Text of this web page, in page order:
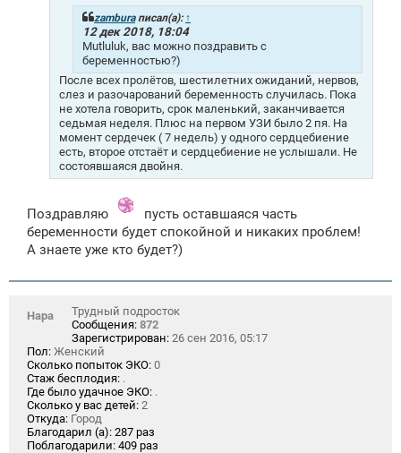
zamburaписал(а): ↑
12 дек 2018, 18:04
Mutluluk, вас можно поздравить с
беременностью?)
После всех пролётов, шестилетних ожиданий, нервов,
слез и разочарований беременность случилась. Пока
не хотела говорить, срок маленький, заканчивается
седьмая неделя. Плюс на первом УЗИ было 2 пя. На
момент сердечек ( 7 недель) у одного сердцебиение
есть, второе отстаёт и сердцебиение не услышали. Не
состоявшаяся двойня.
Поздравляю
пусть оставшаяся часть
беременности будет спокойной и никаких проблем!
А знаете уже кто будет?)
Нара
Трудный подросток
Сообщения: 872
Зарегистрирован: 26 сен 2016, 05:17
Пол: Женский
Сколько попыток ЭКО: 0
Стаж бесплодия: .
Где было удачное ЭКО: .
Сколько у вас детей: 2
Откуда: Город
Благодарил (а): 287 раз
Поблагодарили: 409 раз